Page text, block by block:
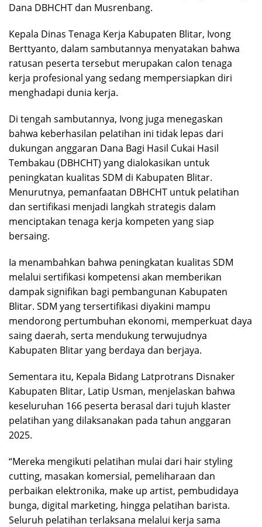
Dana DBHCHT dan Musrenbang.
Kepala Dinas Tenaga Kerja Kabupaten Blitar, Ivong
Berttyanto, dalam sambutannya menyatakan bahwa
ratusan peserta tersebut merupakan calon tenaga
kerja profesional yang sedang mempersiapkan diri
menghadapi dunia kerja.
Di tengah sambutannya, Ivong juga menegaskan
bahwa keberhasilan pelatihan ini tidak lepas dari
dukungan anggaran Dana Bagi Hasil Cukai Hasil
Tembakau (DBHCHT) yang dialokasikan untuk
peningkatan kualitas SDM di Kabupaten Blitar.
Menurutnya, pemanfaatan DBHCHT untuk pelatihan
dan sertifikasi menjadi langkah strategis dalam
menciptakan tenaga kerja kompeten yang siap
bersaing.
Ia menambahkan bahwa peningkatan kualitas SDM
melalui sertifikasi kompetensi akan memberikan
dampak signifikan bagi pembangunan Kabupaten
Blitar. SDM yang tersertifikasi diyakini mampu
mendorong pertumbuhan ekonomi, memperkuat daya
saing daerah, serta mendukung terwujudnya
Kabupaten Blitar yang berdaya dan berjaya.
Sementara itu, Kepala Bidang Latprotrans Disnaker
Kabupaten Blitar, Latip Usman, menjelaskan bahwa
keseluruhan 166 peserta berasal dari tujuh klaster
pelatihan yang dilaksanakan pada tahun anggaran
2025.
“Mereka mengikuti pelatihan mulai dari hair styling
cutting, masakan komersial, pemeliharaan dan
perbaikan elektronika, make up artist, pembudidaya
bunga, digital marketing, hingga pelatihan barista.
Seluruh pelatihan terlaksana melalui kerja sama